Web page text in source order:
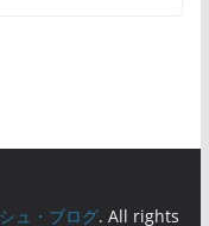
ュ・ブログ. All rights